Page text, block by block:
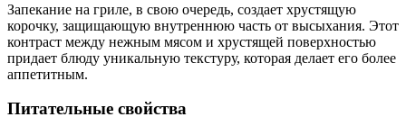
Запекание на гриле, в свою очередь, создает хрустящую
корочку, защищающую внутреннюю часть от высыхания. Этот
контраст между нежным мясом и хрустящей поверхностью
придает блюду уникальную текстуру, которая делает его более
аппетитным.
Питательные свойства